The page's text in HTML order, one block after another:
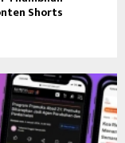
Shorts